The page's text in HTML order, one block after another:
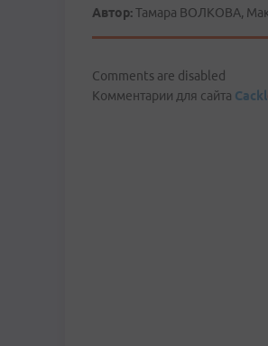
Автор:Тамара ВОЛКОВА,
Comments are disabled
Комментарии для сайта Cackl